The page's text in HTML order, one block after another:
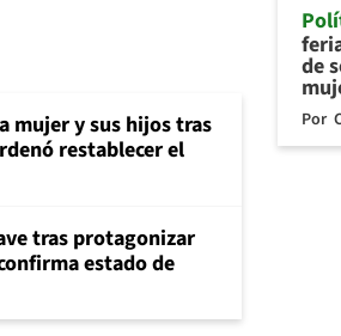
mujer y sus hijos tras
restablecer el
tras protagonizar
estado de
de
Por